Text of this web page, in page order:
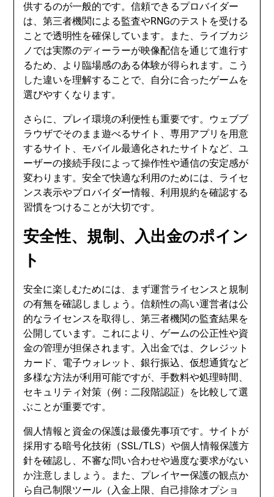
供するのが一般的です。信頼できるプロバイダー
は、第三者機関による監査やRNGのテストを受ける
ことで透明性を確保しています。また、ライブカジ
ノでは実際のディーラーが映像配信を通じて進行す
るため、より臨場感のある体験が得られます。こう
した違いを理解することで、自分に合ったゲームを
選びやすくなります。
さらに、プレイ環境の利便性も重要です。ウェブブ
ラウザでそのまま遊べるサイト、専用アプリを用意
するサイト、モバイル最適化されたサイトなど、ユ
ーザーの接続手段によって操作性や通信の安定感が
変わります。安全で快適な利用のためには、ライセ
ンス表示やプロバイダー情報、利用規約を確認する
習慣をつけることが大切です。
安全性、規制、入出金のポイン
ト
安全に楽しむためには、まず運営ライセンスと規制
の有無を確認しましょう。信頼性の高い運営者は公
的なライセンスを取得し、第三者機関の監査結果を
公開しています。これにより、ゲームの公正性や資
金の管理が担保されます。入出金では、クレジット
カード、電子ウォレット、銀行振込、仮想通貨など
多様な方法が利用可能ですが、手数料や処理時間、
セキュリティ対策（例：二段階認証）を比較して選
ぶことが重要です。
個人情報と資金の保護は最優先事項です。サイトが
採用する暗号化技術（SSL/TLS）や個人情報保護方
針を確認し、不審な問い合わせや過度な要求がない
か注意しましょう。また、プレイヤー保護の観点か
ら自己制限ツール（入金上限、自己排除オプショ